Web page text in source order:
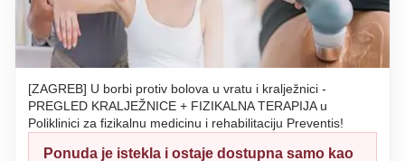
[ZAGREB] U borbi protiv bolova u vratu i kralježnici -
PREGLED KRALJEŽNICE + FIZIKALNA TERAPIJA u
Poliklinici za fizikalnu medicinu i rehabilitaciju Preventis!
Ponuda je istekla i ostaje dostupna samo kao